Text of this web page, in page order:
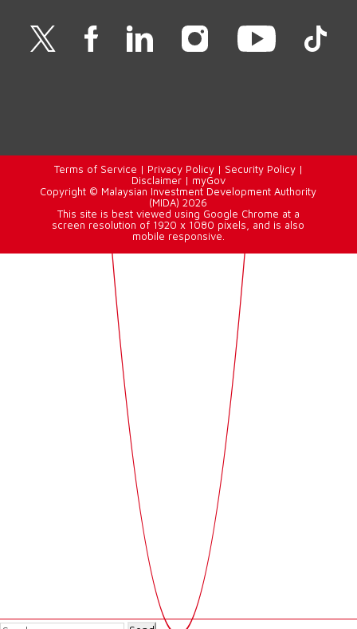
Terms of Service | Privacy Policy| Security Policy|
Disclaimer| myGov
Copyright © Malaysian Investment Development Authority
(MIDA) 2026
This site is best viewed using Google Chrome at a
screen resolution of 1920 x 1080 pixels, and is also
mobile responsive.